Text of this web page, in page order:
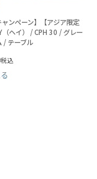
ャンペーン】【アジア限定
（ヘイ） / CPH 30 / グレー
/ テーブル
税込